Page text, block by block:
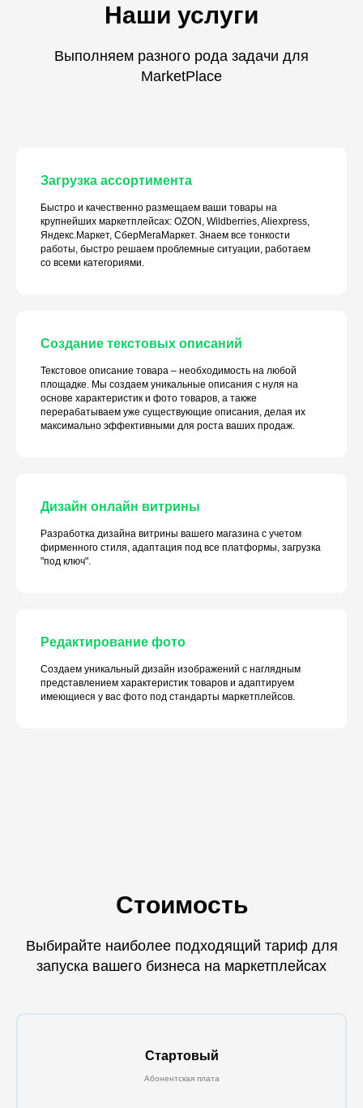
Наши услуги
Выполняем разного рода задачи для
MarketPlace
Загрузка ассортимента
Быстро и качественно размещаем ваши товары на
крупнейших маркетплейсах: OZON, Wildberries, Aliexpress,
Яндекс.Маркет, СберМегаМаркет. Знаем все тонкости
работы, быстро решаем проблемные ситуации, работаем
со всеми категориями.
Создание текстовых описаний
Текстовое описание товара – необходимость на любой
площадке. Мы создаем уникальные описания с нуля на
основе характеристик и фото товаров, а также
перерабатываем уже существующие описания, делая их
максимально эффективными для роста ваших продаж.
Дизайн онлайн витрины
Разработка дизайна витрины вашего магазина с учетом
фирменного стиля, адаптация под все платформы, загрузка
"под ключ".
Редактирование фото
Создаем уникальный дизайн изображений с наглядным
представлением характеристик товаров и адаптируем
имеющиеся у вас фото под стандарты маркетплейсов.
Стоимость
Выбирайте наиболее подходящий тариф для
запуска вашего бизнеса на маркетплейсах
Стартовый
Абонентская плата